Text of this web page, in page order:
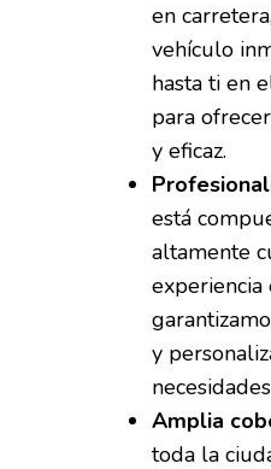
en
vehículo
hasta ti en
para
y eficaz.
está
altamente
experiencia
y
Amplia
toda la